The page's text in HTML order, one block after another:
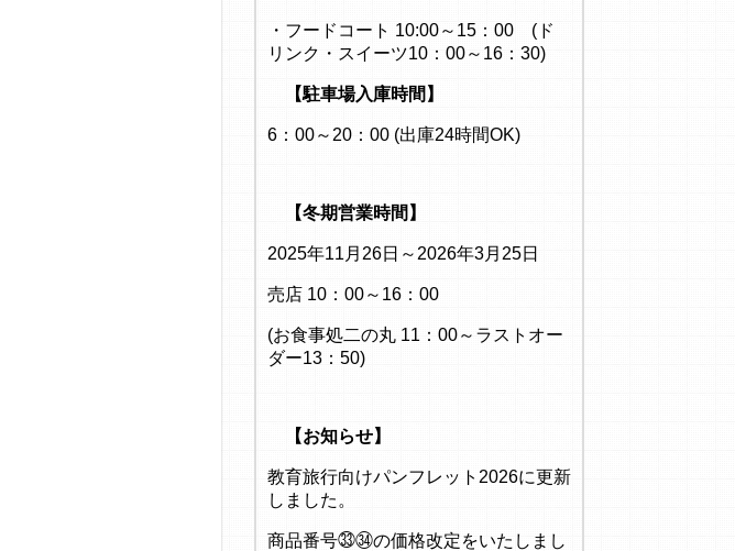
・フードコート 10:00～15：00 (ド
リンク・スイーツ10：00～16：30)
【駐車場入庫時間】
6：00～20：00 (出庫24時間OK)
【冬期営業時間】
2025年11月26日～2026年3月25日
売店 10：00～16：00
(お食事処二の丸 11：00～ラストオー
ダー13：50)
【お知らせ】
教育旅行向けパンフレット2026に更新
しました。
商品番号㉝㉞の価格改定をいたしまし